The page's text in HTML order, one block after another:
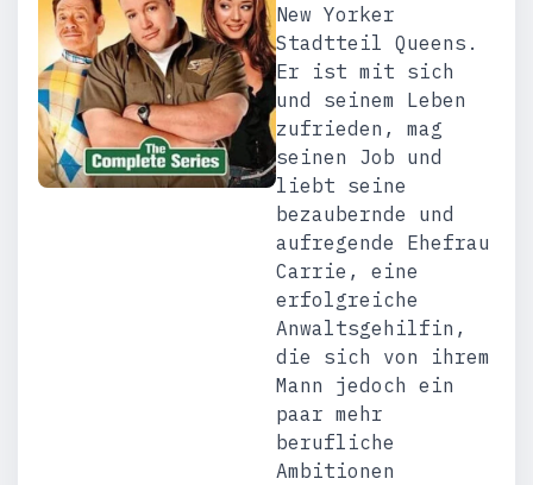
New Yorker
Stadtteil Queens.
Er ist mit sich
und seinem Leben
zufrieden, mag
seinen Job und
liebt seine
bezaubernde und
aufregende Ehefrau
Carrie, eine
erfolgreiche
Anwaltsgehilfin,
die sich von ihrem
Mann jedoch ein
paar mehr
berufliche
Ambitionen